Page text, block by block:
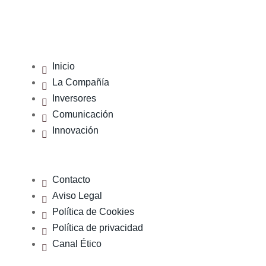
Inicio
La Compañía
Inversores
Comunicación
Innovación
Contacto
Aviso Legal
Política de Cookies
Política de privacidad
Canal Ético